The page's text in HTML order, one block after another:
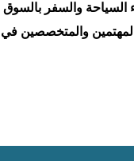
والسفر